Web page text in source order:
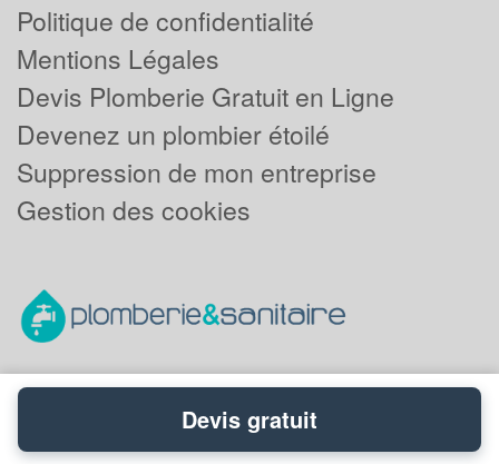
Politique de confidentialité
Mentions Légales
Devis Plomberie Gratuit en Ligne
Devenez un plombier étoilé
Suppression de mon entreprise
Gestion des cookies
Powered byPlus que pro
Devis gratuit